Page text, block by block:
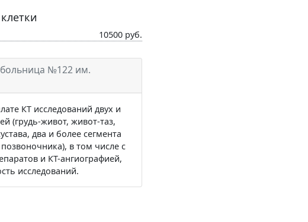
10500 руб.
№122 им.
КТ исследований двух и
(грудь-живот, живот-таз,
два и более сегмента
в том числе с
и КТ-ангиографией,
исследований.